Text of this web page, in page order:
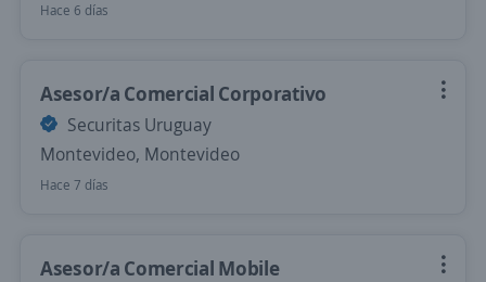
Hace 6 días
Asesor/a Comercial Corporativo
Securitas Uruguay
Montevideo, Montevideo
Hace 7 días
Asesor/a Comercial Mobile